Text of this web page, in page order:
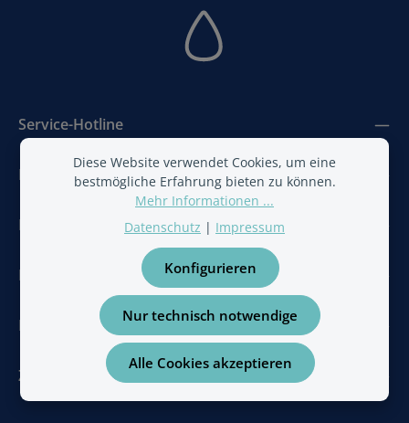
Service-Hotline
Bestwater
BestAir
Newsletter
Folge uns
Zahlungsarten
Diese Website verwendet Cookies, um eine
bestmögliche Erfahrung bieten zu können.
Mehr Informationen ...
Datenschutz | Impressum
Nur technisch notwendige
Konfigurieren
Alle Cookies akzeptieren